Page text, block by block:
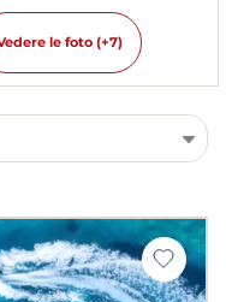
Vedere le foto (+7)